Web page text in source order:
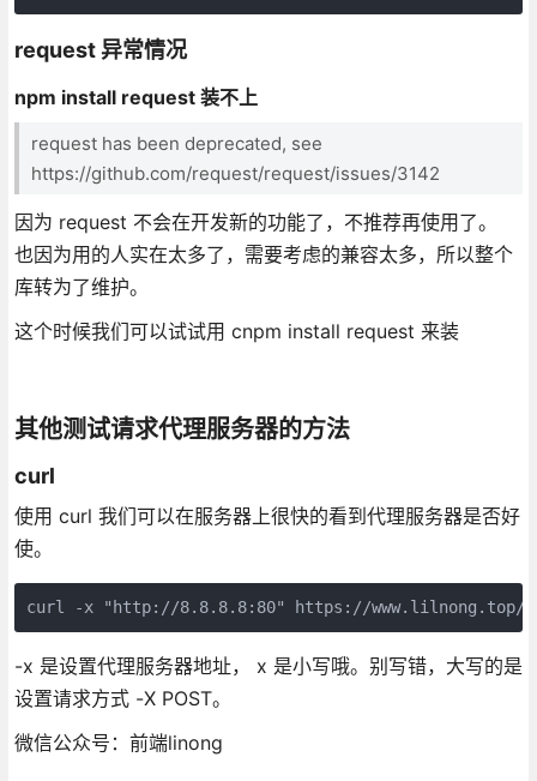
request 异常情况
npm install request 装不上
request has been deprecated, see
https://github.com/request/request/issues/3142
因为 request 不会在开发新的功能了，不推荐再使用了。
也因为用的人实在太多了，需要考虑的兼容太多，所以整个
库转为了维护。
这个时候我们可以试试用 cnpm install request 来装
其他测试请求代理服务器的方法
curl
使用 curl 我们可以在服务器上很快的看到代理服务器是否好
使。
curl -x "http://8.8.8.8:80" https://www.lilnong.top/
-x 是设置代理服务器地址， x 是小写哦。别写错，大写的是
设置请求方式 -X POST。
微信公众号：前端linong